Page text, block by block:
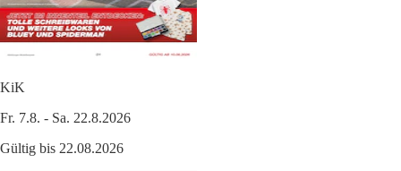
KiK
Fr. 7.8. - Sa. 22.8.2026
Gültig bis 22.08.2026